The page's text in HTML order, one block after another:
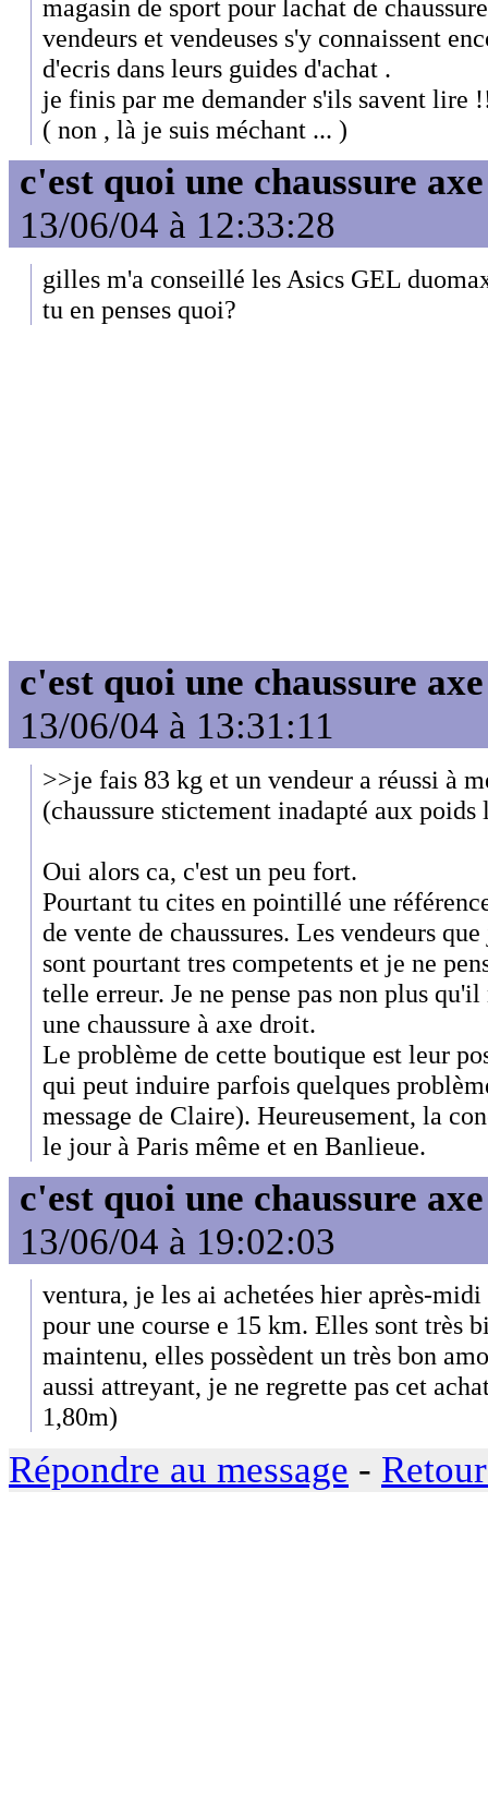
magasin de sport pour lachat de
vendeurs et vendeuses s'y connaissent
d'ecris dans leurs guides d'achat .
je finis par me demander s'ils savent lire
( non , là je suis méchant ... )
c'est quoi une chaussure
13/06/04 à 12:33:28
gilles m'a conseillé les Asics GEL
tu en penses quoi?
c'est quoi une chaussure
13/06/04 à 13:31:11
>>je fais 83 kg et un vendeur a réussi à
(chaussure stictement inadapté aux poids
Oui alors ca, c'est un peu fort.
Pourtant tu cites en pointillé une
de vente de chaussures. Les vendeurs
sont pourtant tres competents et je ne
telle erreur. Je ne pense pas non plus qu'il
une chaussure à axe droit.
Le problème de cette boutique est leur
qui peut induire parfois quelques
message de Claire). Heureusement, la
le jour à Paris même et en Banlieue.
c'est quoi une chaussure
13/06/04 à 19:02:03
ventura, je les ai achetées hier après-
pour une course e 15 km. Elles sont très
maintenu, elles possèdent un très bon
aussi attreyant, je ne regrette pas cet
1,80m)
Répondre au message -